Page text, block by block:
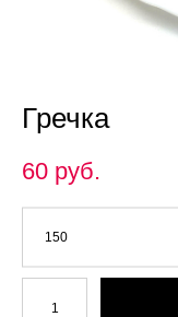
Гречка
60 pуб.
150